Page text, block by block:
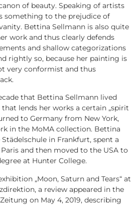
of beauty. Speaking of artists
something to the prejudice of
Bettina Sellmann is also quite
work and thus clearly defends
and shallow categorizations
rightly so, because her painting is
very conformist and thus
that Bettina Sellmann lived
lends her works a certain „spirit
to Germany from New York,
in the MoMA collection. Bettina
in Frankfurt, spent a
and then moved to the USA to
at Hunter College.
„Moon, Saturn and Tears“ at
a review appeared in the
on May 4, 2019, describing